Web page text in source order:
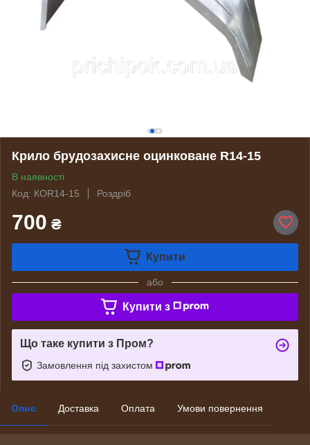
Крило брудозахисне оцинковане R14-15
В наявності
Код: КОR14-15
Роздріб
700 ₴
Купити
або
Купити з
Що таке купити з Пром?
Замовлення під захистом
Опис Доставка Оплата Умови повернення